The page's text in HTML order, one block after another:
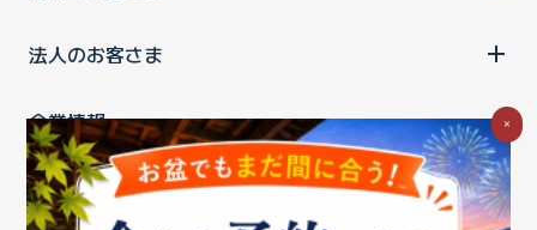
法人のお客さま
企業情報
ご利用中の方
×